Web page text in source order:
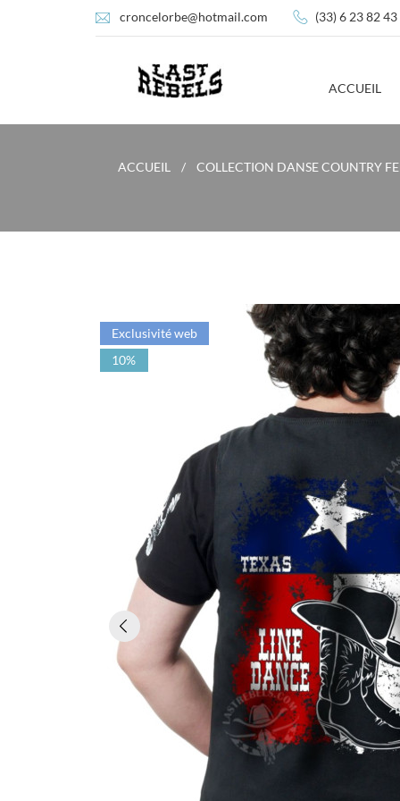
croncelorbe@hotmail.com (33) 6 23 82
ACCUEIL
ACCUEIL COLLECTION DANSE COUNTRY
Exclusivité web
10%